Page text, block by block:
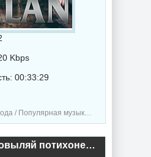
Kbps
00:33:29
/ Шансон музыка / Поп музыка / Альбомы музыка
Адреналин - Ковыляй потихонечку. Сборник лучших песен (2022) торрент